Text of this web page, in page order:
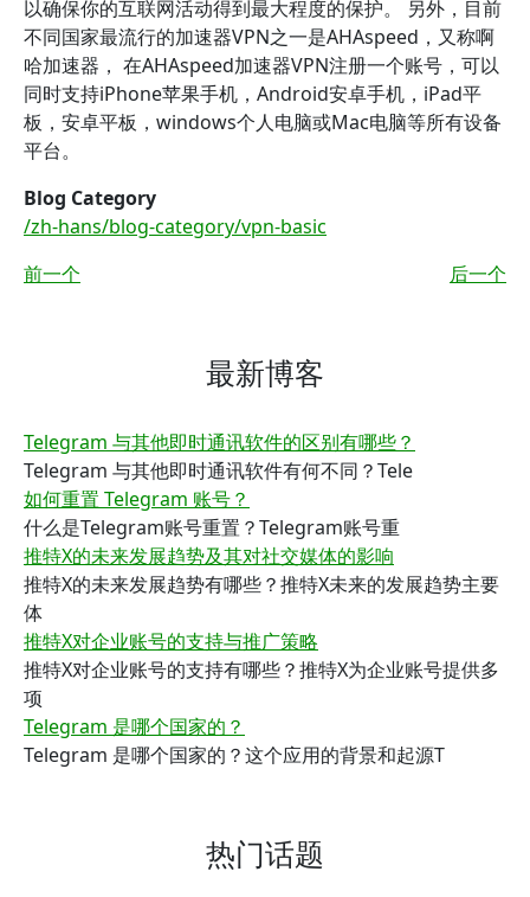
以确保你的互联网活动得到最大程度的保护。 另外，目前
不同国家最流行的加速器VPN之一是AHAspeed，又称啊
哈加速器， 在AHAspeed加速器VPN注册一个账号，可以
同时支持iPhone苹果手机，Android安卓手机，iPad平
板，安卓平板，windows个人电脑或Mac电脑等所有设备
平台。
Blog Category
/zh-hans/blog-category/vpn-basic
前一个
后一个
最新博客
Telegram 与其他即时通讯软件的区别有哪些？
Telegram 与其他即时通讯软件有何不同？Tele
如何重置 Telegram 账号？
什么是Telegram账号重置？Telegram账号重
推特X的未来发展趋势及其对社交媒体的影响
推特X的未来发展趋势有哪些？推特X未来的发展趋势主要
体
推特X对企业账号的支持与推广策略
推特X对企业账号的支持有哪些？推特X为企业账号提供多
项
Telegram 是哪个国家的？
Telegram 是哪个国家的？这个应用的背景和起源T
热门话题